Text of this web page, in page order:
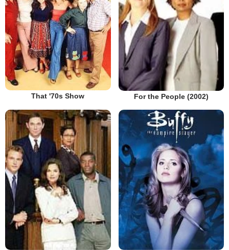
That '70s Show For the People (2002)